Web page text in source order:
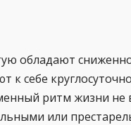
обладают
к себе
ритм жизни не
или